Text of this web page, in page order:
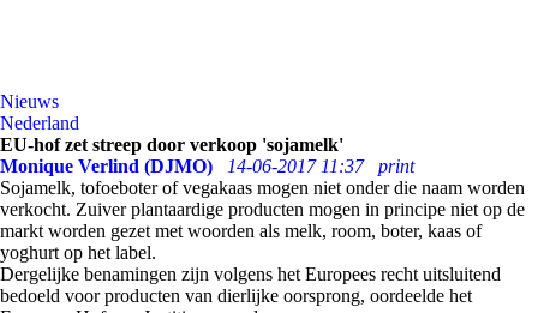
Nieuws
Nederland
EU-hof zet streep door verkoop 'sojamelk'
Monique Verlind (DJMO)
14-06-2017 11:37
print
Sojamelk, tofoeboter of vegakaas mogen niet onder die naam worden
verkocht. Zuiver plantaardige producten mogen in principe niet op de
markt worden gezet met woorden als melk, room, boter, kaas of
yoghurt op het label.
Dergelijke benamingen zijn volgens het Europees recht uitsluitend
bedoeld voor producten van dierlijke oorsprong, oordeelde het